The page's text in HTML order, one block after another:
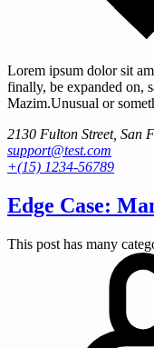
Lorem ipsum dolor sit
finally, be expanded on,
Mazim.Unusual or
2130 Fulton Street, San
support@test.com
+(15) 1234-56789
Edge Case:
This post has many